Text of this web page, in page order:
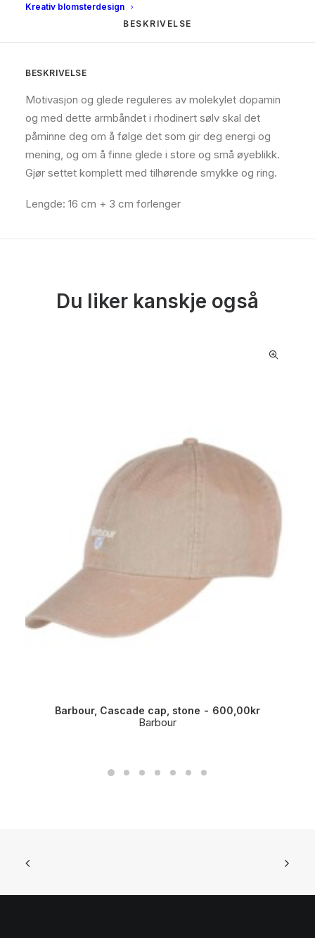
Kreativ blomsterdesign
BESKRIVELSE
BESKRIVELSE
Motivasjon og glede reguleres av molekylet dopamin
og med dette armbåndet i rhodinert sølv skal det
påminne deg om å følge det som gir deg energi og
mening, og om å finne glede i store og små øyeblikk.
Gjør settet komplett med tilhørende smykke og ring.
Lengde: 16 cm + 3 cm forlenger
Du liker kanskje også
Barbour, Cascade cap, stone 600,00kr
Barbour